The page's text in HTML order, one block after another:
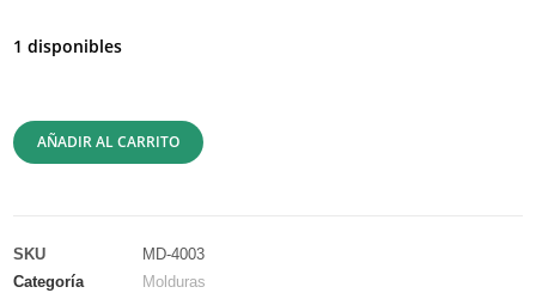
1 disponibles
AÑADIR AL CARRITO
SKU
MD-4003
Categoría
Molduras